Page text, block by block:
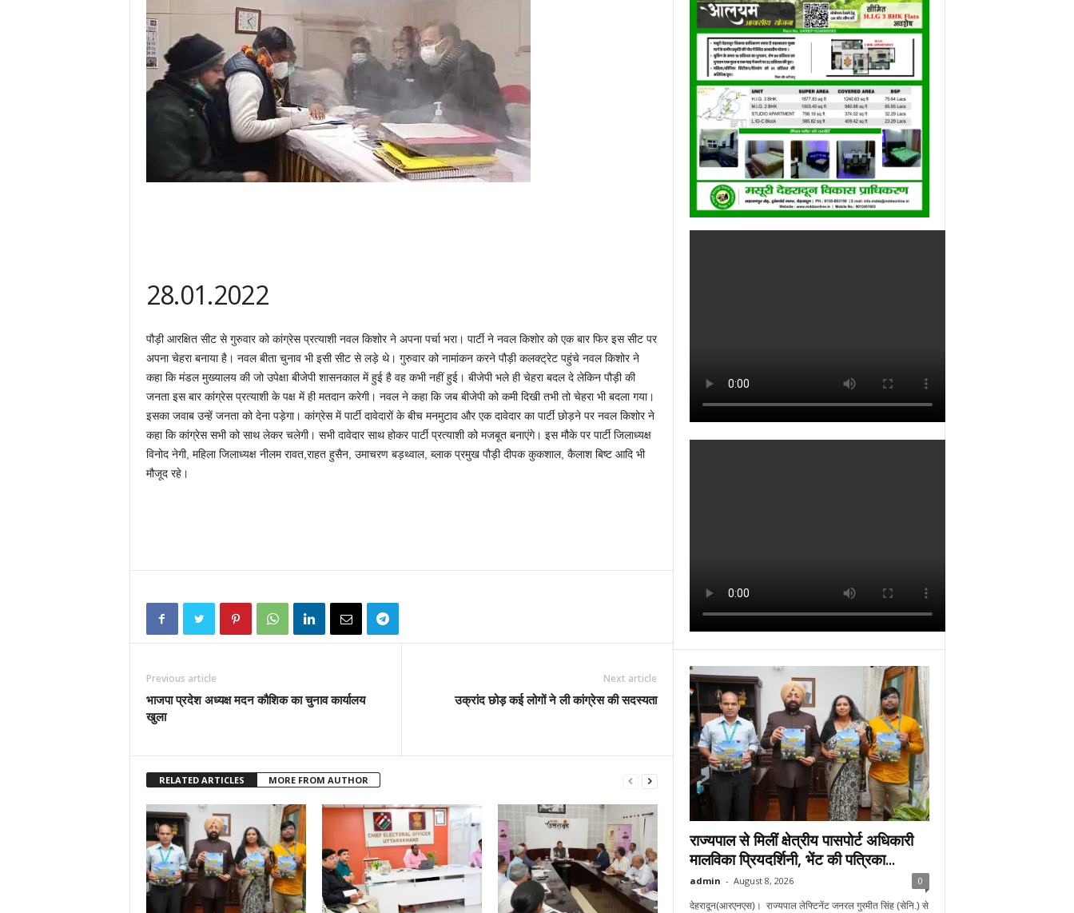
28.01.2022
पौड़ी आरक्षित सीट से गुरुवार को कांग्रेस प्रत्याशी नवल किशोर ने अपना पर्चा भरा। पार्टी ने नवल किशोर को एक बार फिर इस सीट पर
अपना चेहरा बनाया है। नवल बीता चुनाव भी इसी सीट से लड़े थे। गुरुवार को नामांकन करने पौड़ी कलक्ट्रेट पहुंचे नवल किशोर ने
कहा कि मंडल मुख्यालय की जो उपेक्षा बीजेपी शासनकाल में हुई है वह कभी नहीं हुई। बीजेपी भले ही चेहरा बदल दे लेकिन पौड़ी की
जनता इस बार कांग्रेस प्रत्याशी के पक्ष में ही मतदान करेगी। नवल ने कहा कि जब बीजेपी को कमी दिखी तभी तो चेहरा भी बदला गया।
इसका जवाब उन्हें जनता को देना पड़ेगा। कांग्रेस में पार्टी दावेदारों के बीच मनमुटाव और एक दावेदार का पार्टी छोड़ने पर नवल किशोर ने
कहा कि कांग्रेस सभी को साथ लेकर चलेगी। सभी दावेदार साथ होकर पार्टी प्रत्याशी को मजबूत बनाएंगे। इस मौके पर पार्टी जिलाध्यक्ष
विनोद नेगी, महिला जिलाध्यक्ष नीलम रावत,राहत हुसैन, उमाचरण बड़थ्वाल, ब्लाक प्रमुख पौड़ी दीपक कुकशाल, कैलाश बिष्ट आदि भी
मौजूद रहे।
Previous article
भाजपा प्रदेश अध्यक्ष मदन कौशिक का चुनाव कार्यालय
खुला
Next article
उक्रांद छोड़ कई लोगों ने ली कांग्रेस की सदस्यता
RELATED ARTICLES MORE FROM AUTHOR
राज्यपाल से मिलीं क्षेत्रीय पासपोर्ट अधिकारी
मालविका प्रियदर्शिनी, भेंट की पत्रिका...
admin - August 8, 2026 0
देहरादून(आरएनएस)। राज्यपाल लेफ्टिनेंट जनरल गुरमीत सिंह (सेनि.) से